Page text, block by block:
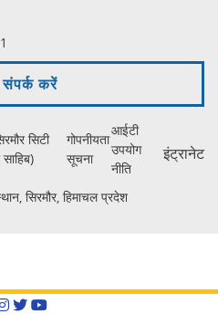
करें
सिटी
गोपनीयता
सूचना
आईटी
उपयोग
नीति
इंट्रानेट
सिरमौर, हिमाचल प्रदेश
Instagram
Twitter
YouTube